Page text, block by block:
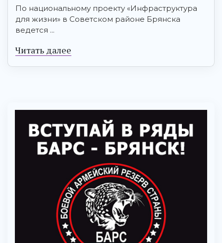
По национальному проекту «Инфраструктура
для жизни» в Советском районе Брянска
ведется ...
Читать далее